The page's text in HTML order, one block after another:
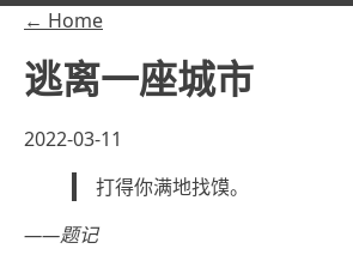
← Home
逃离一座城市
2022-03-11
打得你满地找馍。
——题记